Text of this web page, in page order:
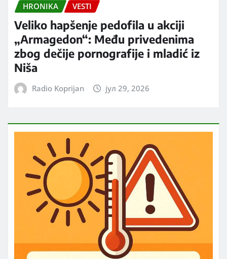
HRONIKA VESTI
Veliko hapšenje pedofila u akciji
„Armagedon“: Među privedenima
zbog dečije pornografije i mladić iz
Niša
Radio Koprijan јул 29, 2026